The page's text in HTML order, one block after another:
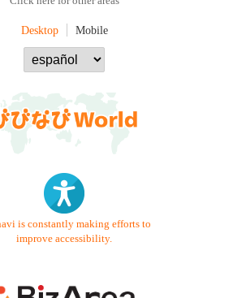
Desktop Mobile
is constantly making efforts to
improve accessibility.